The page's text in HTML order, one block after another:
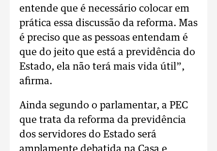
entende que é necessário colocar em
prática essa discussão da reforma. Mas
é preciso que as pessoas entendam é
que do jeito que está a previdência do
Estado, ela não terá mais vida útil”,
afirma.
Ainda segundo o parlamentar, a PEC
que trata da reforma da previdência
dos servidores do Estado será
amplamente debatida na Casa e